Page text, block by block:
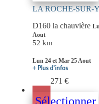
LA ROCHE-SUR-
D160 la chauvière
Aout
52 km
Lun 24 et Mar 25 Aout
+ Plus d'infos
271 €
Sélectionner